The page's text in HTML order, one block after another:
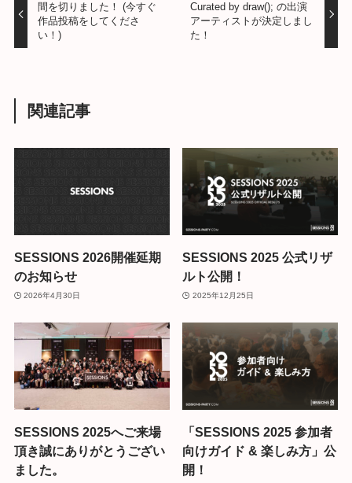
間を切りました！ (今すぐ
作品投稿をしてくださ
い！)
Curated by draw(); の出演
アーティストが決定しまし
た！
関連記事
SESSIONS 2026開催延期
のお知らせ
2026年4月30日
SESSIONS 2025 公式リザ
ルト公開！
2025年12月25日
SESSIONS 2025へご来場
頂き誠にありがとうござい
ました。
「SESSIONS 2025 参加者
向けガイド & 楽しみ方」公
開！